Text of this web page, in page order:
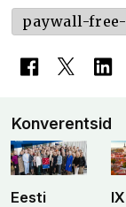
paywall-
Konverentsid
Eesti